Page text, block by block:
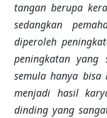
tangan berupa
sedangkan
diperoleh
peningkatan
semula hanya
menjadi hasil
dinding yang